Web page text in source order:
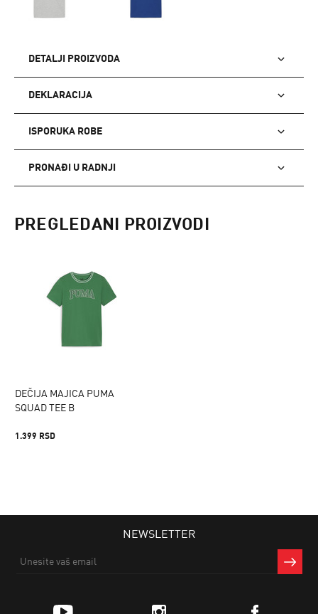
DETALJI PROIZVODA
DEKLARACIJA
ISPORUKA ROBE
PRONAĐI U RADNJI
PREGLEDANI PROIZVODI
DEČIJA MAJICA PUMA
SQUAD TEE B
1.399 RSD
NEWSLETTER